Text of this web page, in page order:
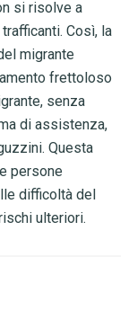
si risolve a
Così, la
migrante
frettoloso
senza
di assistenza,
Questa
persone
difficoltà del
ulteriori.